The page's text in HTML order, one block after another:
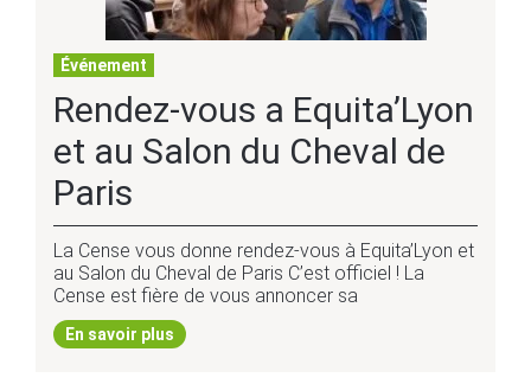
Événement
Rendez-vous a Equita’Lyon
et au Salon du Cheval de
Paris
La Cense vous donne rendez-vous à Equita’Lyon et
au Salon du Cheval de Paris C’est officiel ! La
Cense est fière de vous annoncer sa
En savoir plus